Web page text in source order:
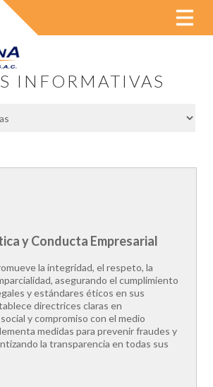
MENU
INFORMATIVAS
y Conducta Empresarial
la integridad, el respeto, la
asegurando el cumplimiento
y estándares éticos en sus
directrices claras en
y compromiso con el medio
medidas para prevenir fraudes y
la transparencia en todas sus